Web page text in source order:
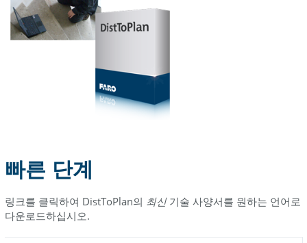
빠른 단계
링크를 클릭하여 DistToPlan의 최신기술 사양서를 원하는 언어로
다운로드하십시오.